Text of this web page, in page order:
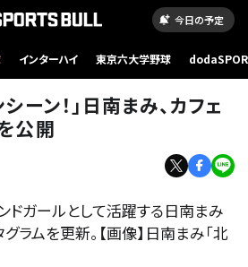
今日の予定
インターハイ 東京六大学野球
ーン！」日南まみ、カフェ
公開
ドガールとして活躍する日南まみ
ラムを更新。【画像】日南まみ「北